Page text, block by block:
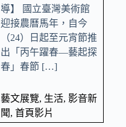
導】 國立臺灣美術館
迎接農曆馬年，自今
（24）日起至元宵節推
出「丙午躍春—藝起探
春」春節 […]
藝文展覽, 生活, 影音新
聞, 首頁影片